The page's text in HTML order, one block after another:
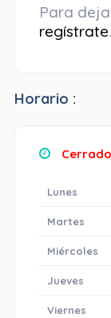
Para
regístrate.
Horario :
Lunes
Martes
Miércoles
Jueves
Viernes